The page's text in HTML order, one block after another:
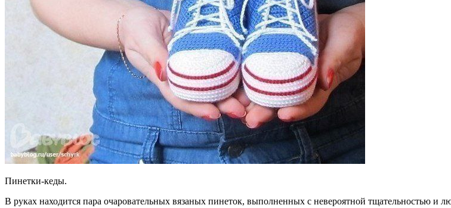
Пинетки-кеды.
В руках находится пара очаровательных вязаных пинеток, выполненных с невероятной тщательностью и